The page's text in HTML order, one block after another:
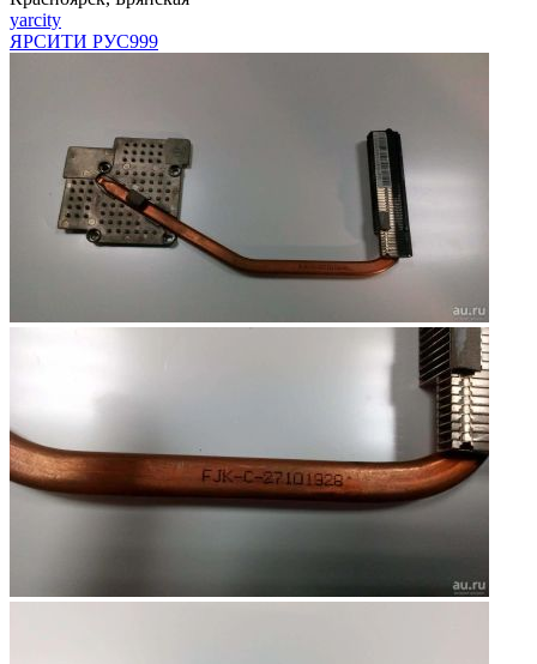
yarcity
ЯРСИТИ РУС999